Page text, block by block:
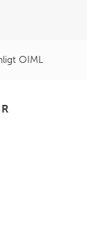
OIML